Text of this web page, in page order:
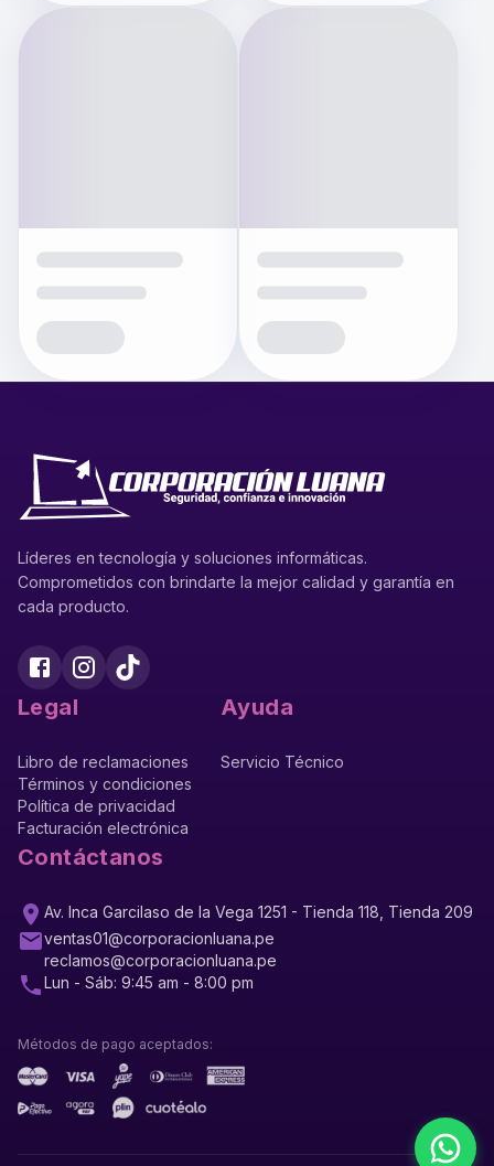
Líderes en tecnología y soluciones informáticas.
Comprometidos con brindarte la mejor calidad y garantía en
cada producto.
Legal
Libro de reclamaciones
Términos y condiciones
Política de privacidad
Facturación electrónica
Ayuda
Servicio Técnico
Contáctanos
Av. Inca Garcilaso de la Vega 1251 - Tienda 118, Tienda 209
ventas01@corporacionluana.pe
reclamos@corporacionluana.pe
Lun - Sáb: 9:45 am - 8:00 pm
Métodos de pago aceptados: